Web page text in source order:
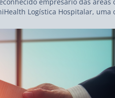
Logística Hospitalar,